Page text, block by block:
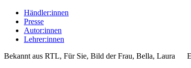
Händler:innen
Presse
Autor:innen
Lehrer:innen
Bekannt aus RTL, Für Sie, Bild der Frau, Bella, Laura